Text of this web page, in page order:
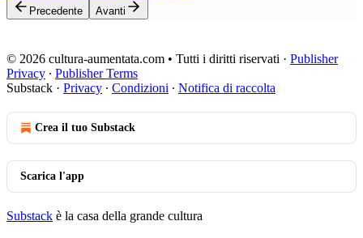
Precedente Avanti
© 2026 cultura-aumentata.com • Tutti i diritti riservati · Publisher
Privacy ∙ Publisher Terms
Substack · Privacy ∙ Condizioni ∙ Notifica di raccolta
Crea il tuo Substack
Scarica l'app
Substack è la casa della grande cultura